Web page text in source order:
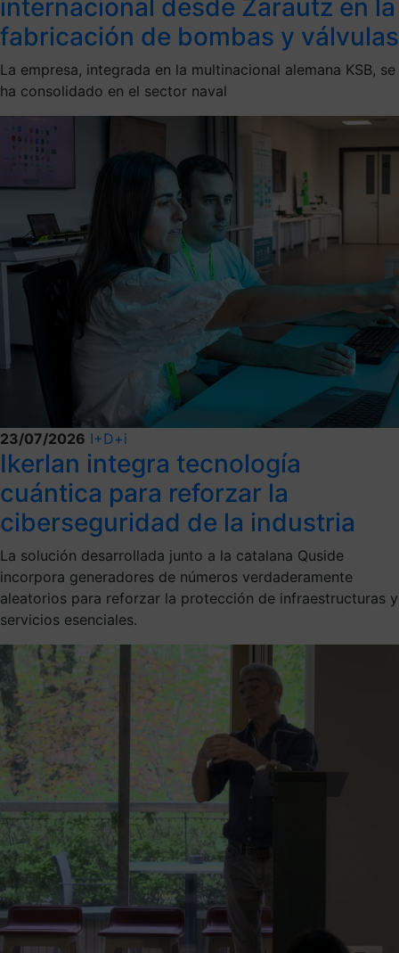
internacional desde Zarautz en la
fabricación de bombas y válvulas
La empresa, integrada en la multinacional alemana KSB, se
ha consolidado en el sector naval
23/07/2026 I+D+i
Ikerlan integra tecnología
cuántica para reforzar la
ciberseguridad de la industria
La solución desarrollada junto a la catalana Quside
incorpora generadores de números verdaderamente
aleatorios para reforzar la protección de infraestructuras y
servicios esenciales.